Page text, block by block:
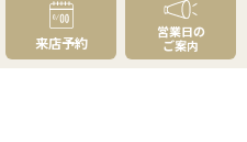
来店予約
営業日の
ご案内